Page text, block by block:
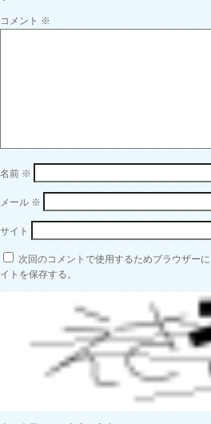
コメント ※
名前 ※
メール ※
サイト
次回のコメントで使用するためブラウザー
イトを保存する。